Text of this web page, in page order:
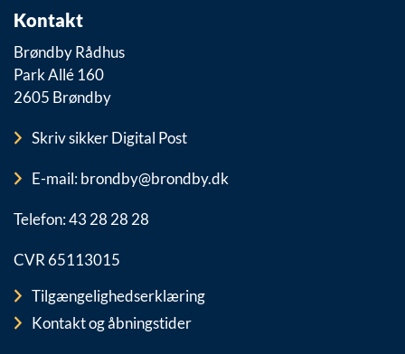
Kontakt
Brøndby Rådhus
Park Allé 160
2605 Brøndby
Skriv sikker Digital Post
E-mail: brondby@brondby.dk
Telefon: 43 28 28 28
CVR 65113015
Tilgængelighedserklæring
Kontakt og åbningstider